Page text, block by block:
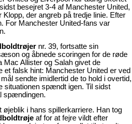
besejret 3-4 af Manchester United,
der angreb på tredje linie. Efter
For Manchester United-fans var
nr. 39, fortsatte sin
og åbnede scoringen for de røde
Allister og Salah givet de
et falsk hint: Manchester United er ved
sendte imidlertid de to hold i overtid,
situationen spændt igen. Til sidst
spændingen.
øjeblik i hans spillerkarriere. Han tog
af for at fejre vildt efter